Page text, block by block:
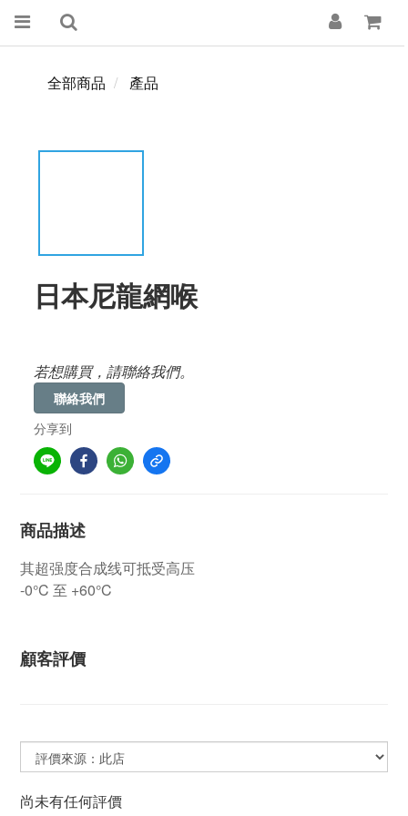
全部商品 產品
日本尼龍網喉
若想購買，請聯絡我們。
聯絡我們
分享到
商品描述
其超强度合成线可抵受高压
-0°C 至 +60°C
顧客評價
尚未有任何評價